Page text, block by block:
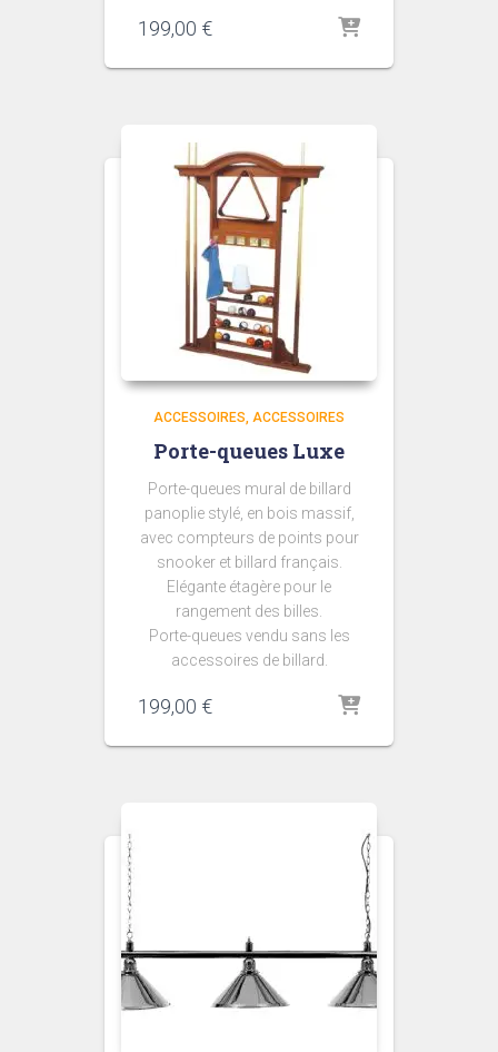
199,00 €
ACCESSOIRES ACCESSOIRES
Porte-queues Luxe
Porte-queues mural de billard
panoplie stylé, en bois massif,
avec compteurs de points pour
snooker et billard français.
Elégante étagère pour le
rangement des billes.
Porte-queues vendu sans les
accessoires de billard.
199,00 €